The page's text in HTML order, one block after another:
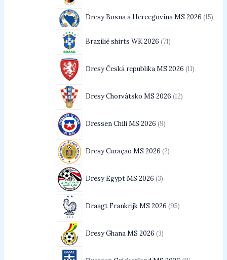
Dresy Bosna a Hercegovina MS 2026 15
Brazilië shirts WK 2026 71
Dresy Česká republika MS 2026 11
Dresy Chorvátsko MS 2026 12
Dressen Chili MS 2026 9
Dresy Curaçao MS 2026 2
Dresy Egypt MS 2026 3
Draagt Frankrijk MS 2026 95
Dresy Ghana MS 2026 3